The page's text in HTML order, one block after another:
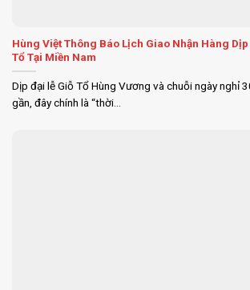
Hùng Việt Thông Báo Lịch Giao Nhận Hàng
Tổ Tại Miền Nam
Dịp đại lễ Giỗ Tổ Hùng Vương và chuỗi ngày nghỉ
gần, đây chính là “thời...